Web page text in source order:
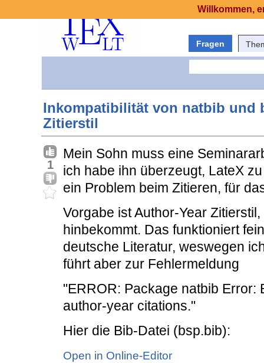
Fragen
Inkompatibilität von natbib und
Zitierstil
1
Mein Sohn muss eine
ich habe ihn überzeugt, LateX
ein Problem beim Zitieren, für
Vorgabe ist Author-Year
hinbekommt. Das funktioniert
deutsche Literatur, weswegen
führt aber zur Fehlermeldung
"ERROR: Package natbib Error:
author-year citations."
Hier die Bib-Datei (bsp.bib):
Open in Online-Editor
Willkommen,